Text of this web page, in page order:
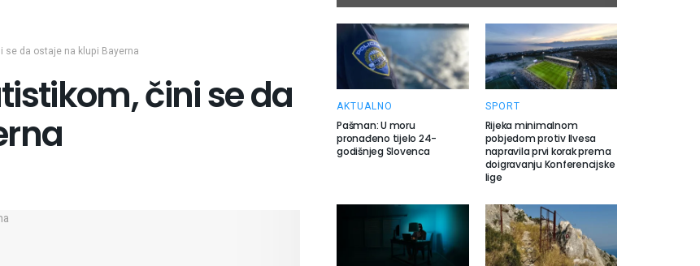
da ostaje na klupi Bayerna
čini se da
AKTUALNO
Pašman: U moru
pronađeno tijelo 24-
godišnjeg Slovenca
SPORT
Rijeka minimalnom
pobjedom protiv Ilvesa
napravila prvi korak prema
doigravanju Konferencijske
lige